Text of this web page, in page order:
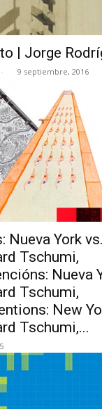
| Jorge
- 9 septiembre, 2016
Nueva York
Tschumi,
Nueva
Tschumi,
New
Tschumi,...